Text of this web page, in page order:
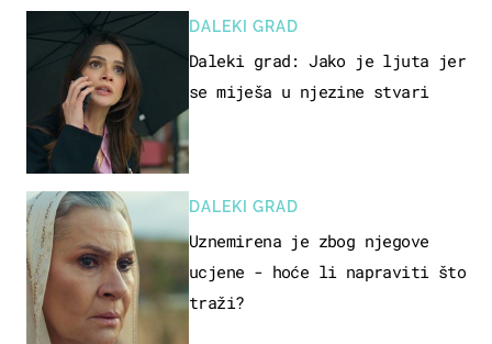
DALEKI GRAD
Daleki grad: Jako je ljuta jer
se miješa u njezine stvari
DALEKI GRAD
Uznemirena je zbog njegove
ucjene - hoće li napraviti što
traži?